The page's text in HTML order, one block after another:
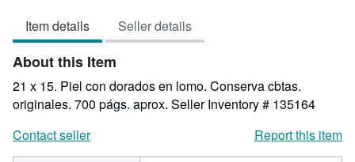
of
5
stars
Item details Seller details
About this Item
21 x 15. Piel con dorados en lomo. Conserva cbtas.
originales. 700 págs. aprox. Seller Inventory # 135164
Contact seller
Report this item